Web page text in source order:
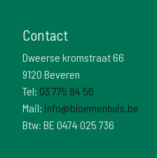
Contact
Dweerse kromstraat 66
9120 Beveren
Tel: 03 775 84 56
Mail: info@bloemenhuis.be
Btw: BE 0474 025 736